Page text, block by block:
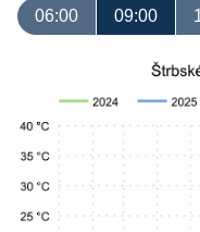
06:00 09:00